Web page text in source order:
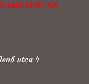
kedd 16:30-tól
utca 4